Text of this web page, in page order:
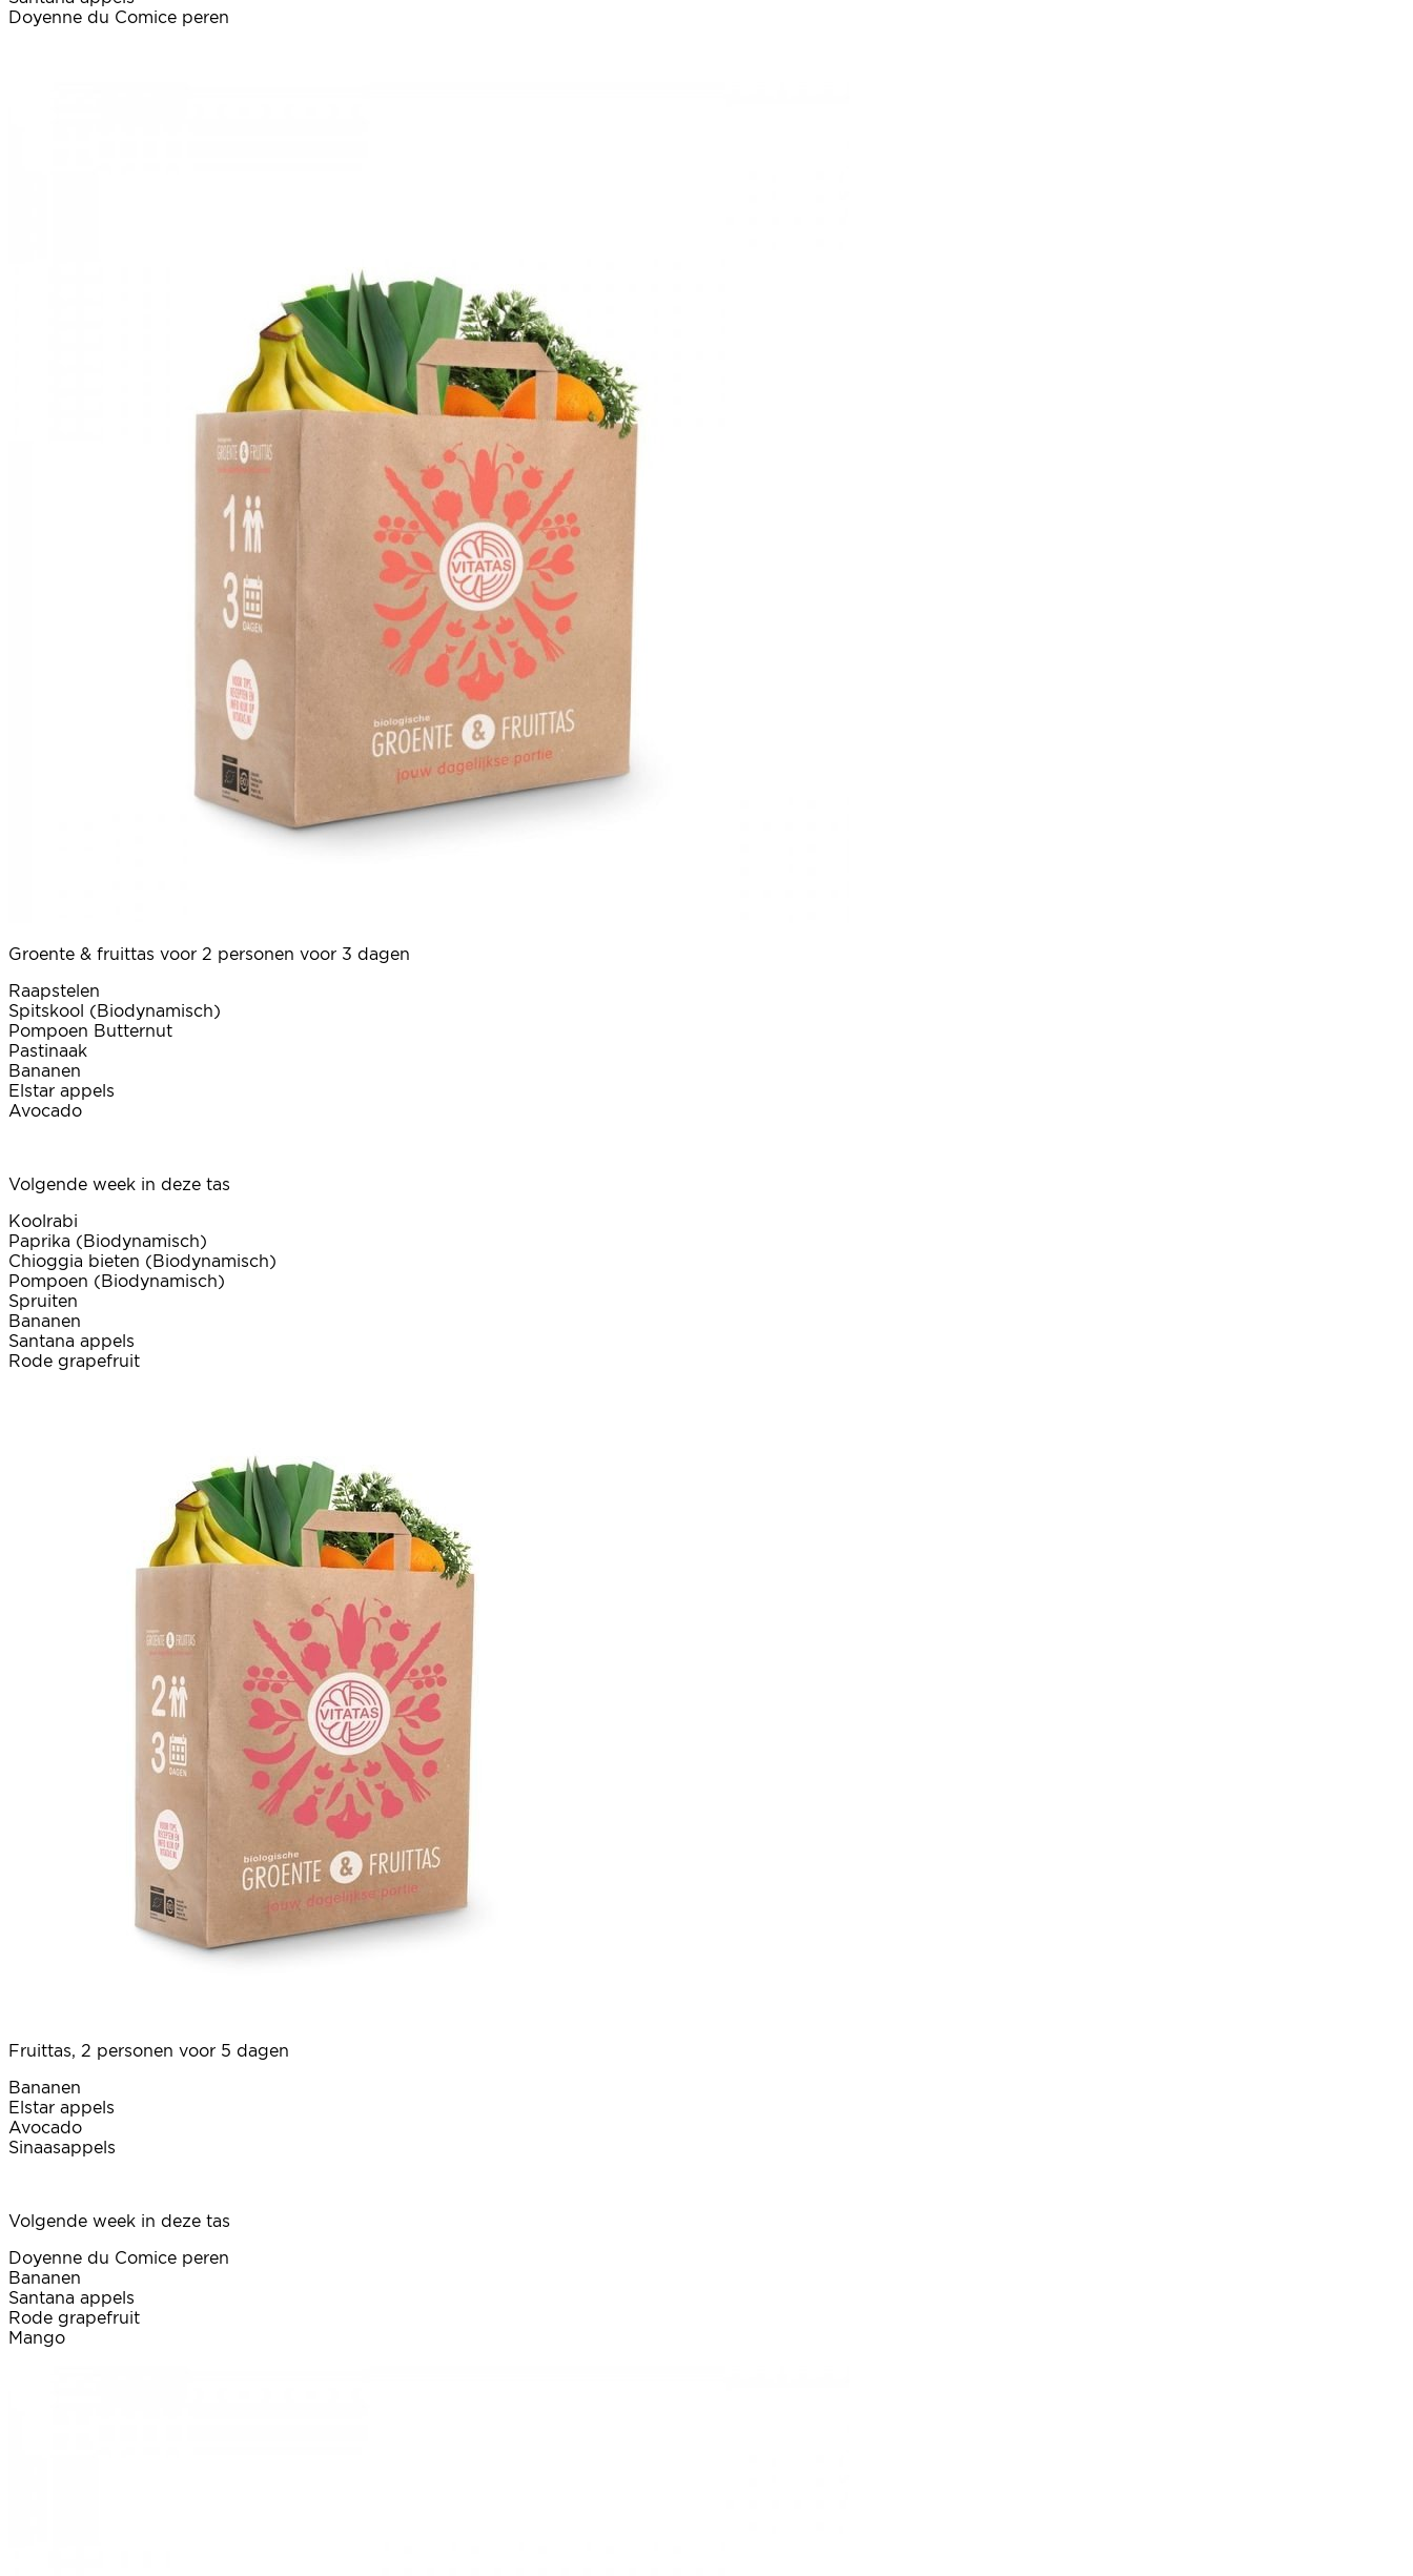
Doyenne du Comice peren
Groente & fruittas voor 2 personen voor 3 dagen
Raapstelen
Spitskool (Biodynamisch)
Pompoen Butternut
Pastinaak
Bananen
Elstar appels
Avocado
Volgende week in deze tas
Koolrabi
Paprika (Biodynamisch)
Chioggia bieten (Biodynamisch)
Pompoen (Biodynamisch)
Spruiten
Bananen
Santana appels
Rode grapefruit
Fruittas, 2 personen voor 5 dagen
Bananen
Elstar appels
Avocado
Sinaasappels
Volgende week in deze tas
Doyenne du Comice peren
Bananen
Santana appels
Rode grapefruit
Mango